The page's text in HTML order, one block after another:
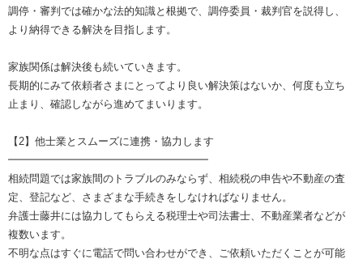
調停・審判では確かな法的知識と根拠で、調停委員・裁判官を説得し、
より納得できる解決を目指します。
家族関係は解決後も続いていきます。
長期的にみて依頼者さまにとってより良い解決策はないか、何度も立ち
止まり、確認しながら進めてまいります。
【2】他士業とスムーズに連携・協力します
━━━━━━━━━━━━━━━━━━━
相続問題では家族間のトラブルのみならず、相続税の申告や不動産の査
定、登記など、さまざまな手続きをしなければなりません。
弁護士藤井には協力してもらえる税理士や司法書士、不動産業者などが
複数います。
不明な点はすぐに電話で問い合わせができ、ご依頼いただくことが可能